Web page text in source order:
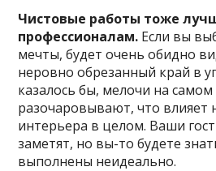
Чистовые работы тоже
профессионалам. Если вы
мечты, будет очень обидно
неровно обрезанный край в
казалось бы, мелочи на самом
разочаровывают, что влияет
интерьера в целом. Ваши
заметят, но вы-то будете
выполнены неидеально.